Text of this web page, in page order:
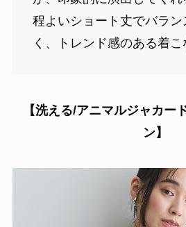
程よいショート丈でバラ
く、トレンド感のある着
【洗える/アニマルジャカー
ン】